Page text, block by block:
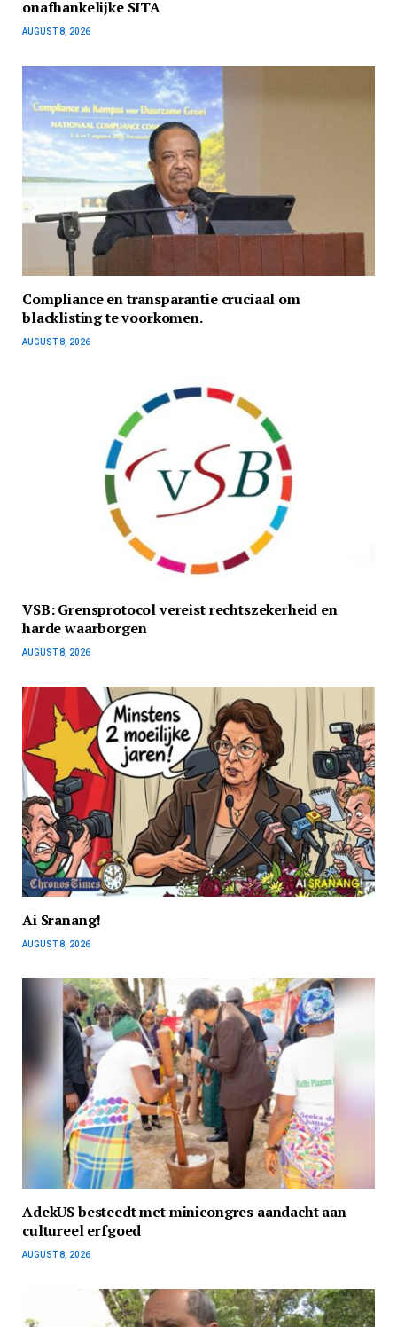
onafhankelijke SITA
AUGUST 8, 2026
Compliance en transparantie cruciaal om
blacklisting te voorkomen.
AUGUST 8, 2026
VSB: Grensprotocol vereist rechtszekerheid en
harde waarborgen
AUGUST 8, 2026
Ai Sranang!
AUGUST 8, 2026
AdekUS besteedt met minicongres aandacht aan
cultureel erfgoed
AUGUST 8, 2026